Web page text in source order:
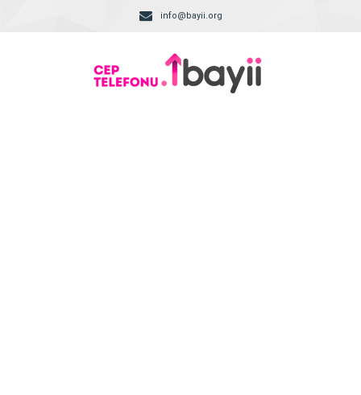
info@bayii.org